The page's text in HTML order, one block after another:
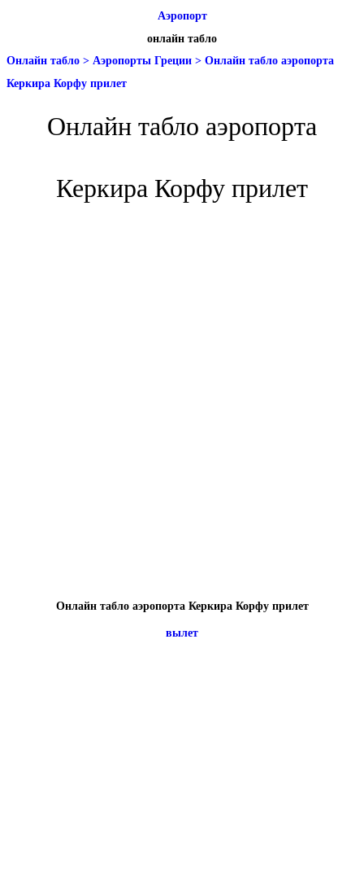
Аэропорт
онлайн табло
Онлайн табло > Аэропорты Греции > Онлайн табло аэропорта
Керкира Корфу прилет
Онлайн табло аэропорта
Керкира Корфу прилет
Онлайн табло аэропорта Керкира Корфу прилет
вылет